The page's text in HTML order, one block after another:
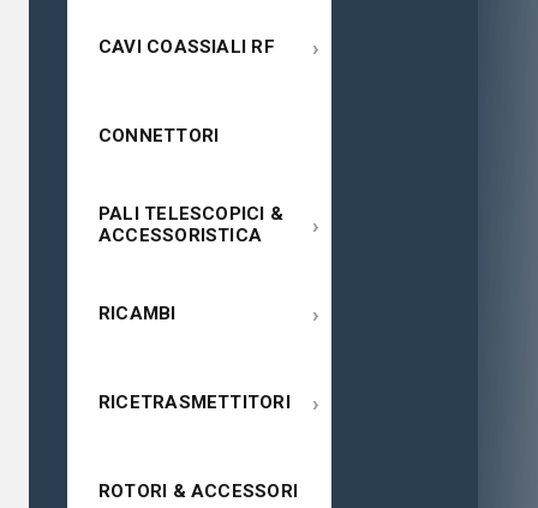
CAVI COASSIALI RF ›
CONNETTORI
PALI TELESCOPICI &
ACCESSORISTICA
›
RICAMBI ›
RICETRASMETTITORI ›
ROTORI & ACCESSORI